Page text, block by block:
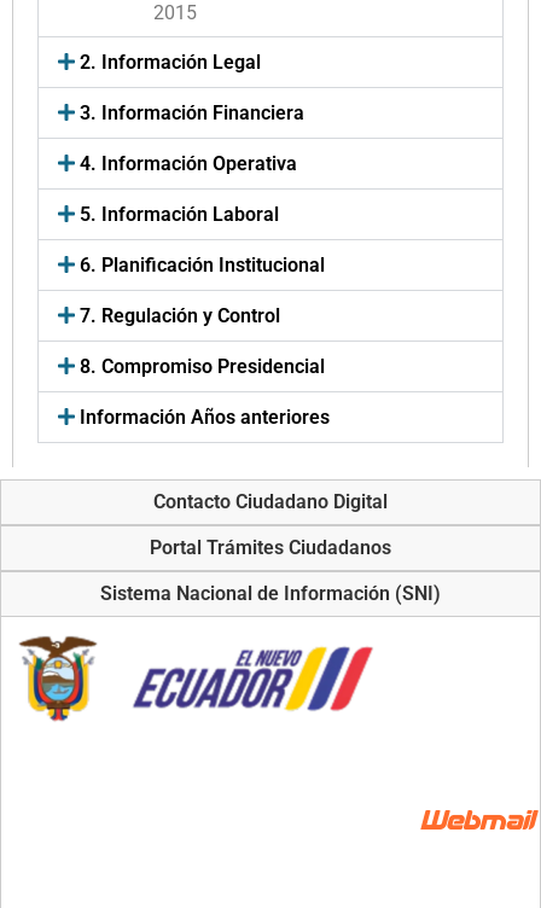
2015
2. Información Legal
3. Información Financiera
4. Información Operativa
5. Información Laboral
6. Planificación Institucional
7. Regulación y Control
8. Compromiso Presidencial
Información Años anteriores
Contacto Ciudadano Digital
Portal Trámites Ciudadanos
Sistema Nacional de Información (SNI)